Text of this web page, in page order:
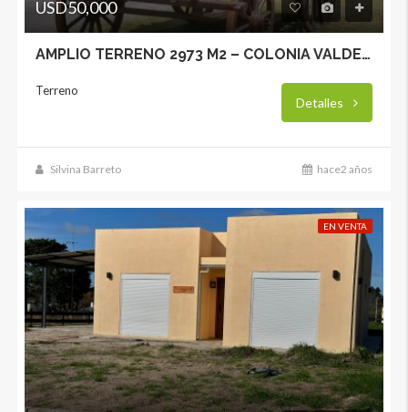
USD50,000
AMPLIO TERRENO 2973 M2 – COLONIA VALDENSE
Terreno
Detalles
Silvina Barreto hace2 años
EN VENTA